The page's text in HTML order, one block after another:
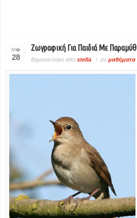
Μ�
28
Ζωγραφική Για Παιδιά Με
δημοσιεύτηκε από stella σε μαθήματα